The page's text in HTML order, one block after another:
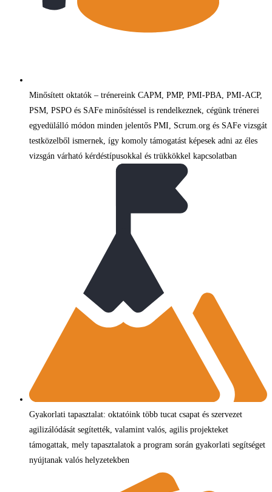
Minősített oktatók – trénereink CAPM, PMP, PMI-PBA, PMI-ACP,
PSM, PSPO és SAFe minősítéssel is rendelkeznek, cégünk trénerei
egyedülálló módon minden jelentős PMI, Scrum.org és SAFe vizsgát
testközelből ismernek, így komoly támogatást képesek adni az éles
vizsgán várható kérdéstípusokkal és trükkökkel kapcsolatban
Gyakorlati tapasztalat: oktatóink több tucat csapat és szervezet
agilizálódását segítették, valamint valós, agilis projekteket
támogattak, mely tapasztalatok a program során gyakorlati segítséget
nyújtanak valós helyzetekben